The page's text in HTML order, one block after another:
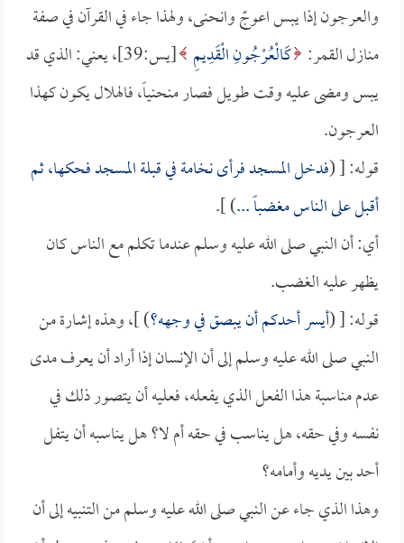
والعرجون إذا يبس اعوجّ وانحنى، ولهذا جاء في القرآن في صفة
منازل القمر: كَالْعُرْجُونِ الْقَدِيمِ
[يس:39]، يعني: الذي قد
يبس ومضى عليه وقت طويل فصار منحنياً، فالهلال يكون كهذا
العرجون.
قوله: [ (فدخل المسجد فرأى نخامة في قبلة المسجد فحكها، ثم
أقبل على الناس مغضباً ...) ].
أي: أن النبي صلى الله عليه وسلم عندما تكلم مع الناس كان
يظهر عليه الغضب.
قوله: [ (أيسر أحدكم أن يبصق في وجهه؟) ]، وهذه إشارة من
النبي صلى الله عليه وسلم إلى أن الإنسان إذا أراد أن يعرف مدى
عدم مناسبة هذا الفعل الذي يفعله، فعليه أن يتصور ذلك في
نفسه وفي حقه، هل يناسب في حقه أم لا؟ هل يناسبه أن يتفل
أحد بين يديه وأمامه؟
وهذا الذي جاء عن النبي صلى الله عليه وسلم من التنبيه إلى أن